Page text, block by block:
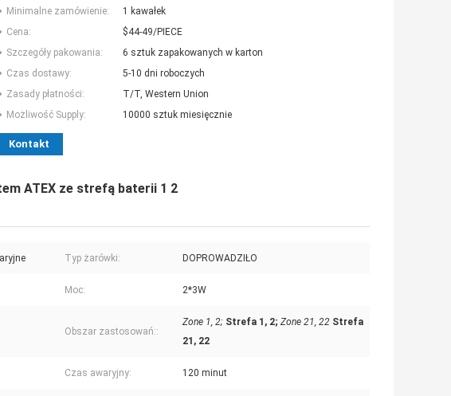
Minimalne zamówienie:
1 kawałek
Cena:
$44-49/PIECE
Szczegóły pakowania:
6 sztuk zapakowanych w karton
Czas dostawy:
5-10 dni roboczych
Zasady płatności:
T/T, Western Union
Możliwość Supply:
10000 sztuk miesięcznie
Kontakt
ATEX ze strefą baterii 1 2
Typ żarówki: DOPROWADZIŁO
Moc: 2*3W
Obszar zastosowań::
Zone 1, 2; Strefa 1, 2; Zone 21, 22 Strefa
21, 22
Czas awaryjny: 120 minut